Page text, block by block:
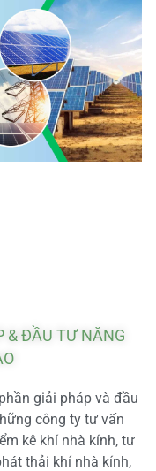
& ĐẦU TƯ NĂNG
giải pháp và đầu
công ty tư vấn
kê khí nhà kính, tư
thải khí nhà kính,